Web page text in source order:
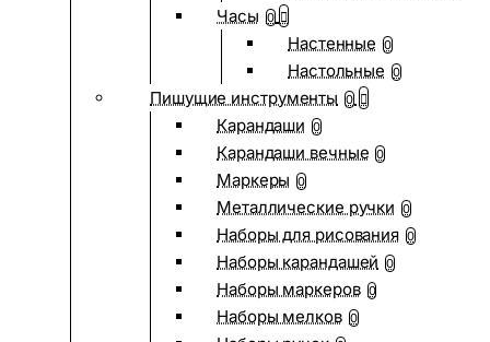
Часы 0
Настенные 0
Настольные 0
Пишущие инструменты 0
Карандаши 0
Карандаши вечные 0
Маркеры 0
Металлические ручки 0
Наборы для рисования 0
Наборы карандашей 0
Наборы маркеров 0
Наборы мелков 0